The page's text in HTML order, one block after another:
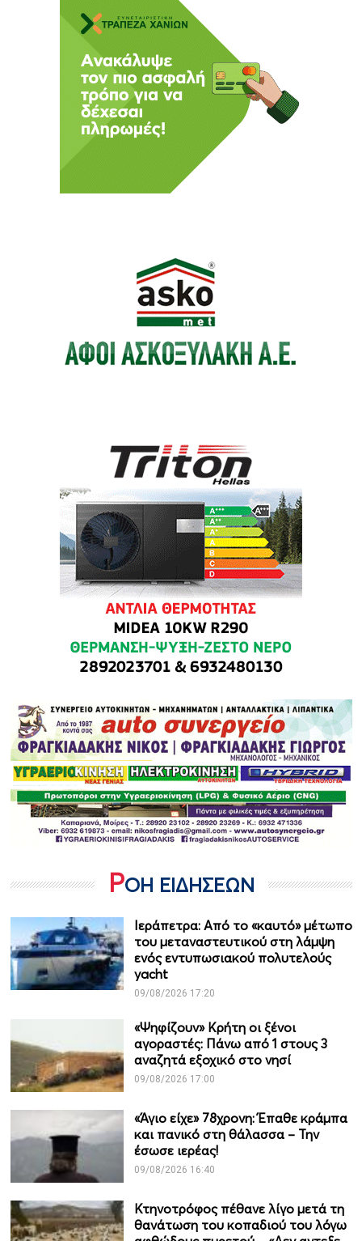
ΡΟΗ ΕΙΔΗΣΕΩΝ
Ιεράπετρα: Από το «καυτό» μέτωπο
του μεταναστευτικού στη λάμψη
ενός εντυπωσιακού πολυτελούς
yacht
09/08/2026 17:20
«Ψηφίζουν» Κρήτη οι ξένοι
αγοραστές: Πάνω από 1 στους 3
αναζητά εξοχικό στο νησί
09/08/2026 17:00
«Άγιο είχε» 78χρονη: Έπαθε κράμπα
και πανικό στη θάλασσα – Την
έσωσε ιερέας!
09/08/2026 16:40
Κτηνοτρόφος πέθανε λίγο μετά τη
θανάτωση του κοπαδιού του λόγω